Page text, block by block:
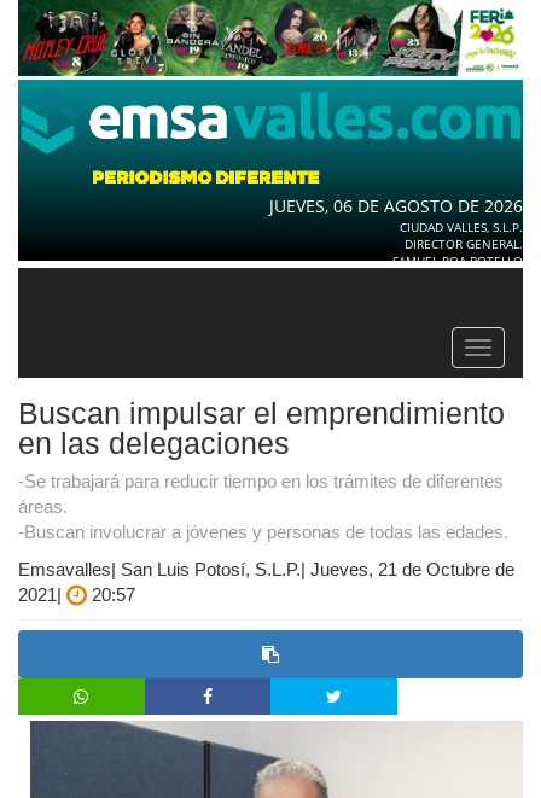
JUEVES, 06 DE AGOSTO DE 2026
CIUDAD VALLES, S.L.P.
DIRECTOR GENERAL.
SAMUEL ROA BOTELLO
Toggle
Buscan impulsar el emprendimiento
en las delegaciones
-Se trabajará para reducir tiempo en los trámites de diferentes
áreas.
-Buscan involucrar a jóvenes y personas de todas las edades.
Emsavalles| San Luis Potosí, S.L.P.| Jueves, 21 de Octubre de
2021|
20:57